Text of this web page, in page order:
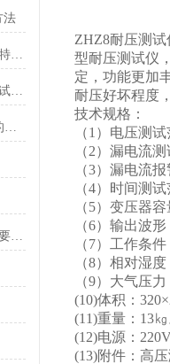
法
掌握交直流试验变压器各组成部件功能特点有助于保障试验安全
规范安装交直流试验变压器是保障后续试验顺利开展的前提
ZHZ8耐压测试仪各组成部件功能特点的专业阐释与分享
耐电压测试仪建立周期性保养机制的重要性分享
ZHZ8耐压测
型耐压测试仪
定，功能更加
耐压好坏程度
技术规格：
（1）电压测
（2）漏电流
（3）漏电流
（4）时间测
（5）变压器
（6）输出波
（7）工作条
（8）相对湿
（9）大气压
(10)体积：
(11)重量：13
(12)电源：
(13)附件：高